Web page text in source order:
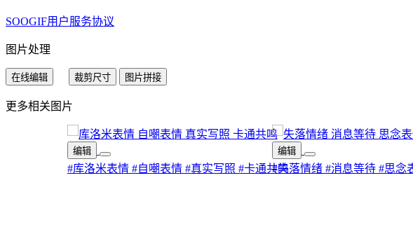
SOOGIF用户服务协议
图片处理
在线编辑 裁剪尺寸 图片拼接
更多相关图片
编辑
#库洛米表情 #自嘲表情 #真实写照 #卡通共鸣
编辑
#失落情绪 #消息等待 #思念